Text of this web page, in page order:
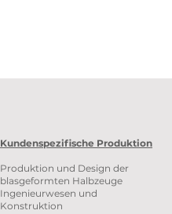
Kundenspezifische Produktion
Produktion und Design der
blasgeformten Halbzeuge
Ingenieurwesen und
Konstruktion